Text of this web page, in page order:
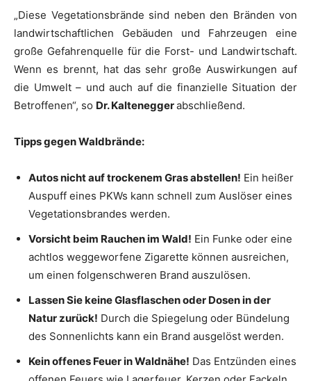
„Diese Vegetationsbrände sind neben den Bränden von
landwirtschaftlichen Gebäuden und Fahrzeugen eine
große Gefahrenquelle für die Forst- und Landwirtschaft.
Wenn es brennt, hat das sehr große Auswirkungen auf
die Umwelt – und auch auf die finanzielle Situation der
Betroffenen“, so Dr. Kalteneggerabschließend.
Tipps gegen Waldbrände:
Autos nicht auf trockenem Gras abstellen! Ein heißer
Auspuff eines PKWs kann schnell zum Auslöser eines
Vegetationsbrandes werden.
Vorsicht beim Rauchen im Wald! Ein Funke oder eine
achtlos weggeworfene Zigarette können ausreichen,
um einen folgenschweren Brand auszulösen.
Lassen Sie keine Glasflaschen oder Dosen in der
Natur zurück! Durch die Spiegelung oder Bündelung
des Sonnenlichts kann ein Brand ausgelöst werden.
Kein offenes Feuer in Waldnähe! Das Entzünden eines